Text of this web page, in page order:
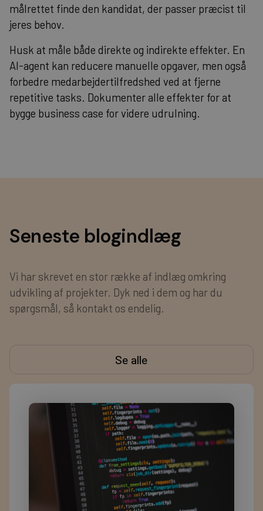
målrettet finde den kandidat, der passer præcist til
jeres behov.
Husk at måle både direkte og indirekte effekter. En
AI-agent kan reducere manuelle opgaver, men også
forbedre medarbejdertilfredshed ved at fjerne
repetitive tasks. Dokumenter alle effekter for at
bygge business case for videre udrulning.
Seneste blogindlæg
Vi har skrevet en stor række af indlæg omkring
udvikling af projekter. Dyk ned i dem og har du
spørgsmål, så kontakt os endelig.
Se alle